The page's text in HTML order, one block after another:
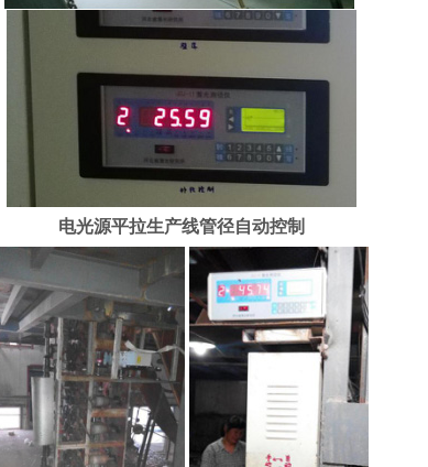
电光源平拉生产线管径自动控制